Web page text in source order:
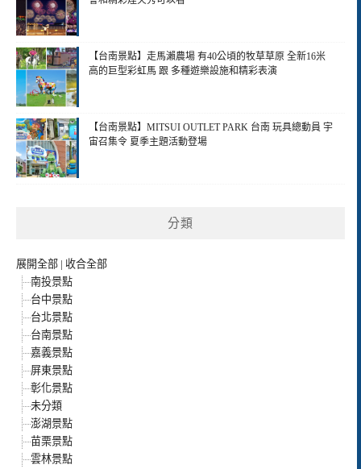
【台南景點】走馬瀨農場 有40公頃的牧草草原 全新16米
高的巨型彩虹馬 跟 多種遊樂設施和精彩表演
【台南景點】MITSUI OUTLET PARK 台南 玩具總動員 宇
宙召集令 夏季主題活動登場
分類
展開全部 | 收合全部
南投景點
台中景點
台北景點
台南景點
嘉義景點
屏東景點
彰化景點
未分類
澎湖景點
苗栗景點
雲林景點